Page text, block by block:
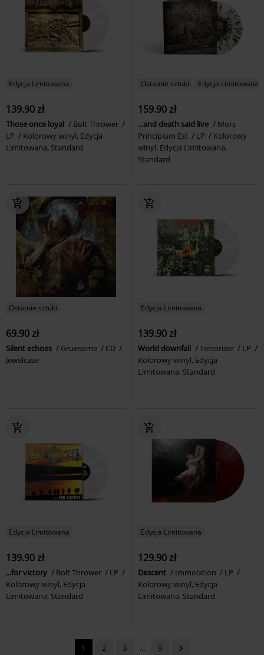
Edycja Limitowana
139.90 zł
Those once loyal
Bolt Thrower
LP
Kolorowy winyl, Edycja
Limitowana, Standard
Ostatnie sztuki Edycja Limitowana
159.90 zł
...and death said live
Mors
Principium Est
LP
Kolorowy
winyl, Edycja Limitowana,
Standard
Ostatnie sztuki
69.90 zł
Silent echoes Gruesome
CD
Jewelcase
Edycja Limitowana
139.90 zł
World downfall Terrorizer
LP
Kolorowy winyl, Edycja
Limitowana, Standard
Edycja Limitowana
139.90 zł
...for victory Bolt Thrower
LP
Kolorowy winyl, Edycja
Limitowana, Standard
Edycja Limitowana
129.90 zł
Descent Immolation
LP
Kolorowy winyl, Edycja
Limitowana, Standard
1 2 3 ... 9